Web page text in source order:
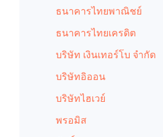
ธนาคารไทยพาณิชย์
ธนาคารไทยเครดิต
บริษัท เงินเทอร์โบ จำกัด
บริษัทอิออน
บริษัทไฮเวย์
พรอมิส